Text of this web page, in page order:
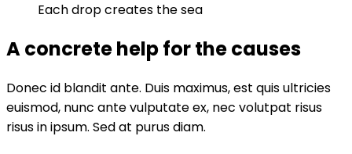
Each drop creates the sea
A concrete help for the causes
Donec id blandit ante. Duis maximus, est quis ultricies
euismod, nunc ante vulputate ex, nec volutpat risus
risus in ipsum. Sed at purus diam.